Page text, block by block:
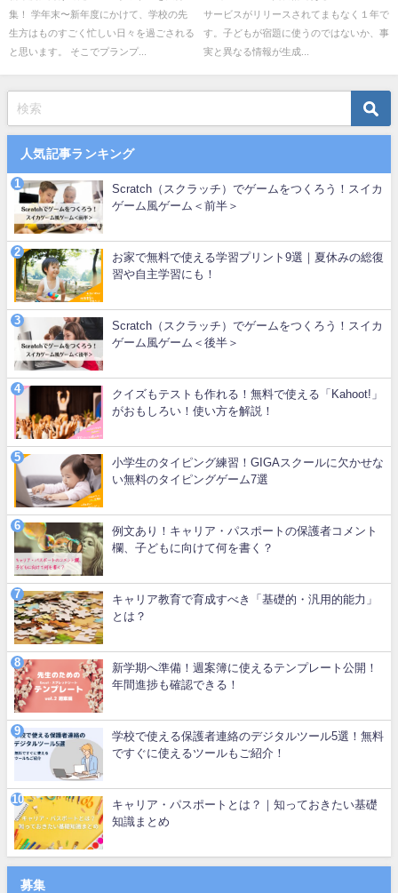
集！ 学年末〜新年度にかけて、学校の先
生方はものすごく忙しい日々を過ごされる
と思います。 そこでプランプ...
サービスがリリースされてまもなく１年で
す。子どもが宿題に使うのではないか、事
実と異なる情報が生成...
人気記事ランキング
Scratch（スクラッチ）でゲームをつくろう！スイカ
ゲーム風ゲーム＜前半＞
お家で無料で使える学習プリント9選｜夏休みの総復
習や自主学習にも！
Scratch（スクラッチ）でゲームをつくろう！スイカ
ゲーム風ゲーム＜後半＞
クイズもテストも作れる！無料で使える「Kahoot!」
がおもしろい！使い方を解説！
小学生のタイピング練習！GIGAスクールに欠かせな
い無料のタイピングゲーム7選
例文あり！キャリア・パスポートの保護者コメント
欄、子どもに向けて何を書く？
キャリア教育で育成すべき「基礎的・汎用的能力」
とは？
新学期へ準備！週案簿に使えるテンプレート公開！
年間進捗も確認できる！
学校で使える保護者連絡のデジタルツール5選！無料
ですぐに使えるツールもご紹介！
キャリア・パスポートとは？｜知っておきたい基礎
知識まとめ
募集